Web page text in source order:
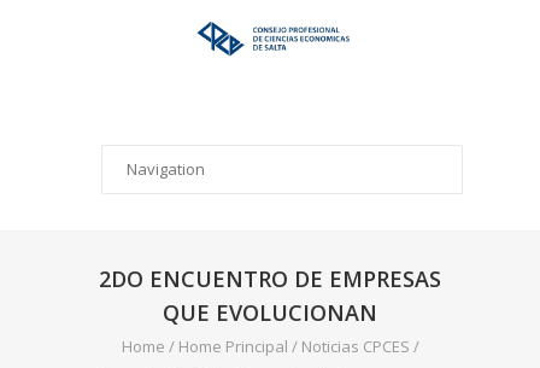
2DO ENCUENTRO DE EMPRESAS
QUE EVOLUCIONAN
Home / Home Principal / Noticias CPCES /